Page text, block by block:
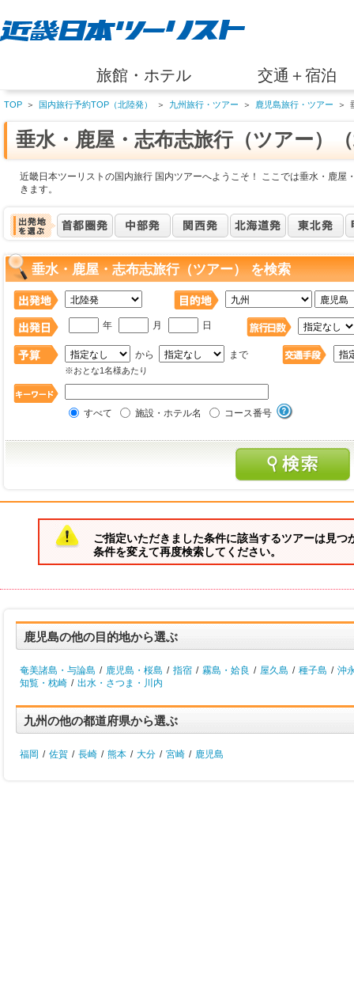
旅館・ホテル 交通＋宿泊
TOP ＞ 国内旅行予約TOP（北陸発） ＞ 九州旅行・ツアー ＞ 鹿児島旅行・ツアー ＞
垂水・鹿屋・志布志旅行（ツアー）
近畿日本ツーリストの国内旅行 国内ツアーへようこそ！ ここでは垂水・鹿屋
きます。
垂水・鹿屋・志布志旅行（ツアー） を検索
年 月 日
から まで
※おとな1名様あたり
すべて 施設・ホテル名 コース番号
ご指定いただきました条件に該当するツアーは見つ
条件を変えて再度検索してください。
鹿児島の他の目的地から選ぶ
奄美諸島・与論島 / 鹿児島・桜島 / 指宿 / 霧島・姶良 / 屋久島 / 種子島 / 沖
知覧・枕崎 / 出水・さつま・川内
九州の他の都道府県から選ぶ
福岡 / 佐賀 / 長崎 / 熊本 / 大分 / 宮崎 / 鹿児島